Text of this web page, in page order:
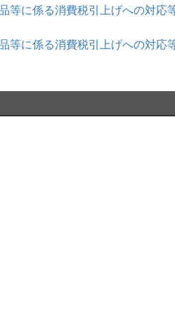
等に係る消費税引上げへの対応
等に係る消費税引上げへの対応